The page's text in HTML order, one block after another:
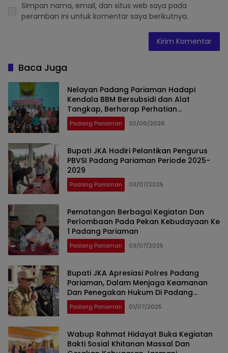
Simpan nama, email, dan situs web saya pada
peramban ini untuk komentar saya berikutnya.
Baca Juga
Nelayan Padang Pariaman Hadapi
Kendala BBM Bersubsidi dan Alat
Tangkap, Berharap Perhatian
Pemerintah
Padang Pariaman 30/06/2026
Bupati JKA Hadiri Pelantikan Pengurus
PBVSI Padang Pariaman Periode 2025-
2029
Padang Pariaman 03/07/2025
Pematangan Berbagai Kegiatan Dan
Perlombaan Pada Pekan Kebudayaan Ke
1 Padang Pariaman
Padang Pariaman 03/07/2025
Bupati JKA Apresiasi Polres Padang
Pariaman, Dalam Menjaga Keamanan
Dan Penegakan Hukum Di Padang
Pariaman
Padang Pariaman 01/07/2025
Wabup Rahmat Hidayat Buka Kegiatan
Bakti Sosial Khitanan Massal Dan